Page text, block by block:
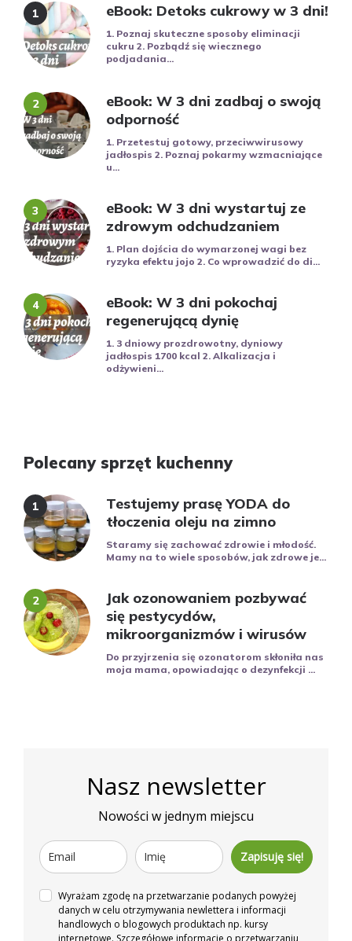
eBook: Detoks cukrowy w 3 dni!
1. Poznaj skuteczne sposoby eliminacji
cukru 2. Pozbądź się wiecznego
podjadania...
eBook: W 3 dni zadbaj o swoją
odporność
1. Przetestuj gotowy, przeciwwirusowy
jadłospis 2. Poznaj pokarmy wzmacniające
u...
eBook: W 3 dni wystartuj ze
zdrowym odchudzaniem
1. Plan dojścia do wymarzonej wagi bez
ryzyka efektu jojo 2. Co wprowadzić do di...
eBook: W 3 dni pokochaj
regenerującą dynię
1. 3 dniowy prozdrowotny, dyniowy
jadłospis 1700 kcal 2. Alkalizacja i
odżywieni...
Polecany sprzęt kuchenny
Testujemy prasę YODA do
tłoczenia oleju na zimno
Staramy się zachować zdrowie i młodość.
Mamy na to wiele sposobów, jak zdrowe je...
Jak ozonowaniem pozbywać
się pestycydów,
mikroorganizmów i wirusów
Do przyjrzenia się ozonatorom skłoniła nas
moja mama, opowiadając o dezynfekcji ...
Nasz newsletter
Nowości w jednym miejscu
Zapisuję się!
Wyrażam zgodę na przetwarzanie podanych powyżej
danych w celu otrzymywania newlettera i informacji
handlowych o blogowych produktach np. kursy
internetowe. Szczegółowe informacje o przetwarzaniu